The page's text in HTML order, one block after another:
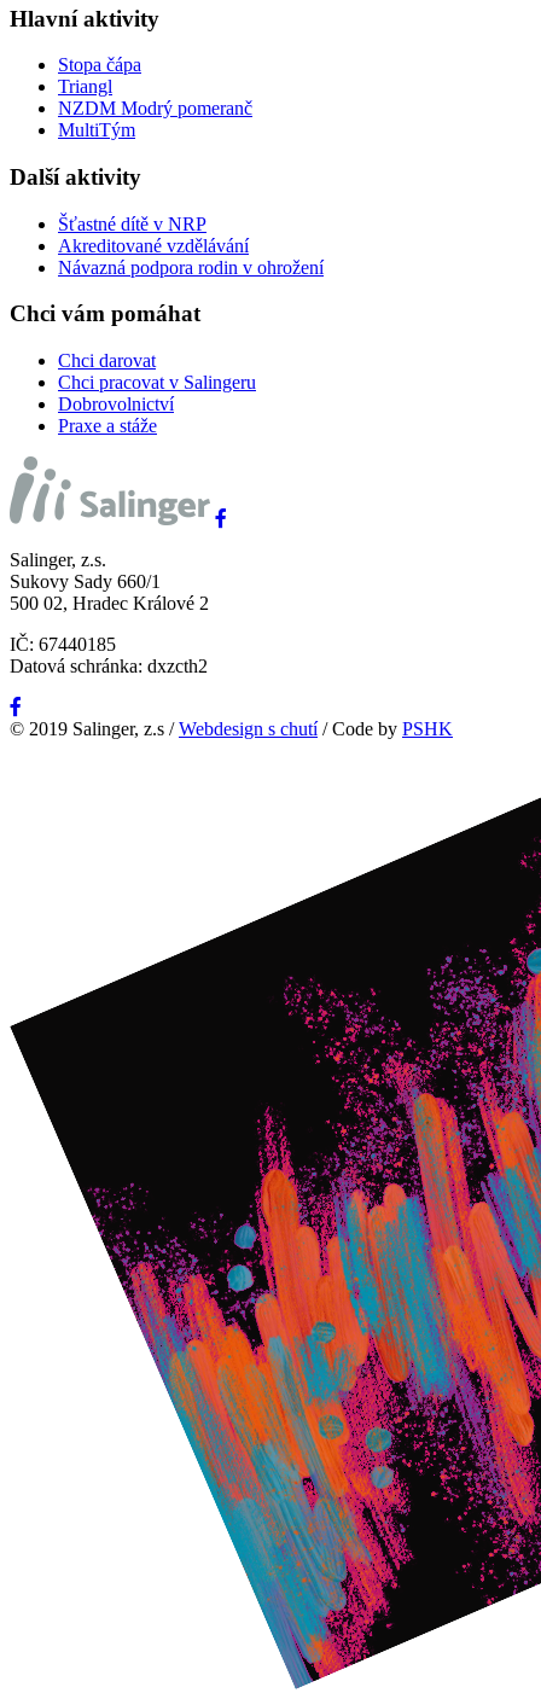
Hlavní aktivity
Stopa čápa
Triangl
NZDM Modrý pomeranč
MultiTým
Další aktivity
Šťastné dítě v NRP
Akreditované vzdělávání
Návazná podpora rodin v ohrožení
Chci vám pomáhat
Chci darovat
Chci pracovat v Salingeru
Dobrovolnictví
Praxe a stáže
Salinger, z.s.
Sukovy Sady 660/1
500 02, Hradec Králové 2
IČ: 67440185
Datová schránka: dxzcth2
© 2019 Salinger, z.s /Webdesign s chutí / Code by PSHK